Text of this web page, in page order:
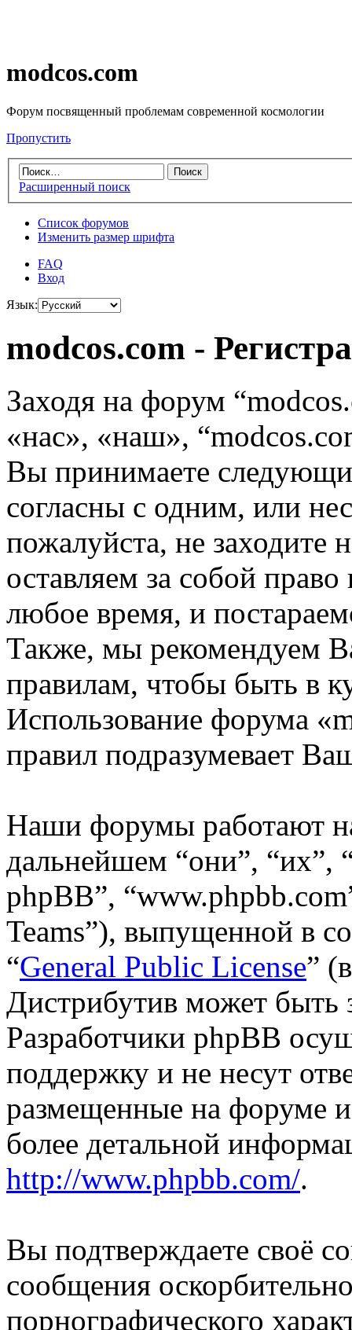
modcos.com
Форум посвященный проблемам современной космологии
Пропустить
Расширенный поиск
Список форумов
Изменить размер шрифта
FAQ
Вход
Язык:
modcos.com -
Заходя на форум
«нас», «наш»,
Вы принимаете
согласны с одним, или
пожалуйста, не
оставляем за собой
любое время, и
Также, мы рекомендуем
правилам, чтобы быть в
Использование форума
правил подразумевает
Наши форумы работают
дальнейшем “они”, “их”,
phpBB”,
Teams”), выпущенной в
“General Public License”
Дистрибутив может быть
Разработчики phpBB
поддержку и не несут
размещенные на форуме
более детальной
http://www.phpbb.com/.
Вы подтверждаете своё
сообщения
порнографического